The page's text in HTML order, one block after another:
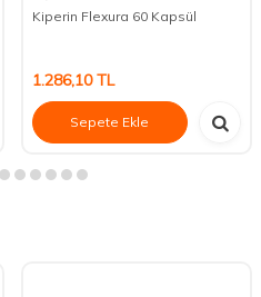
Kiperin Flexura 60 Kapsül
1.286,10TL
Sepete Ekle